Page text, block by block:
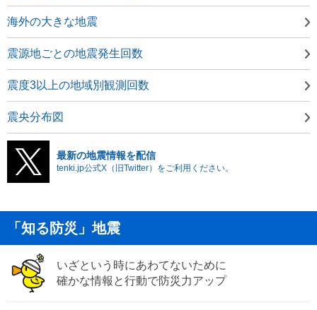
海外の大きな地震
震源地ごとの地震発生回数
震度3以上の地域別観測回数
震央分布図
最新の地震情報を配信
tenki.jp公式X（旧Twitter）をご利用ください。
「知る防災」地震
いざという時にあわてないために
確かな情報と行動で防災力アップ